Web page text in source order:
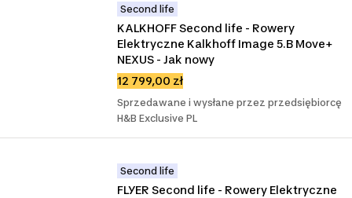
Second life
KALKHOFF Second life - Rowery
Elektryczne Kalkhoff Image 5.B Move+
NEXUS - Jak nowy
12 799,00 zł
Sprzedawane i wysłane przez przedsiębiorcę
H&B Exclusive PL
Second life
FLYER Second life - Rowery Elektryczne